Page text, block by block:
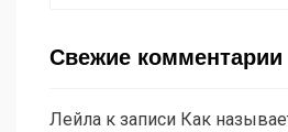
Свежие комментарии
Лейла к записи Как